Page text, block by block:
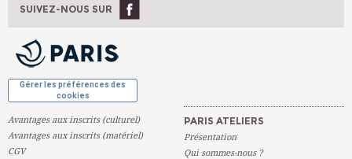
Ateliers À L'année
SUIVEZ-NOUS SUR
Gérer les préférences des
cookies
Avantages aux inscrits (culturel)
Avantages aux inscrits (matériel)
CGV
PARIS ATELIERS
Présentation
Qui sommes-nous ?